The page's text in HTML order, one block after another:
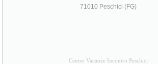
71010 Peschici (FG)
Centro Vacanze Incontro Peschici